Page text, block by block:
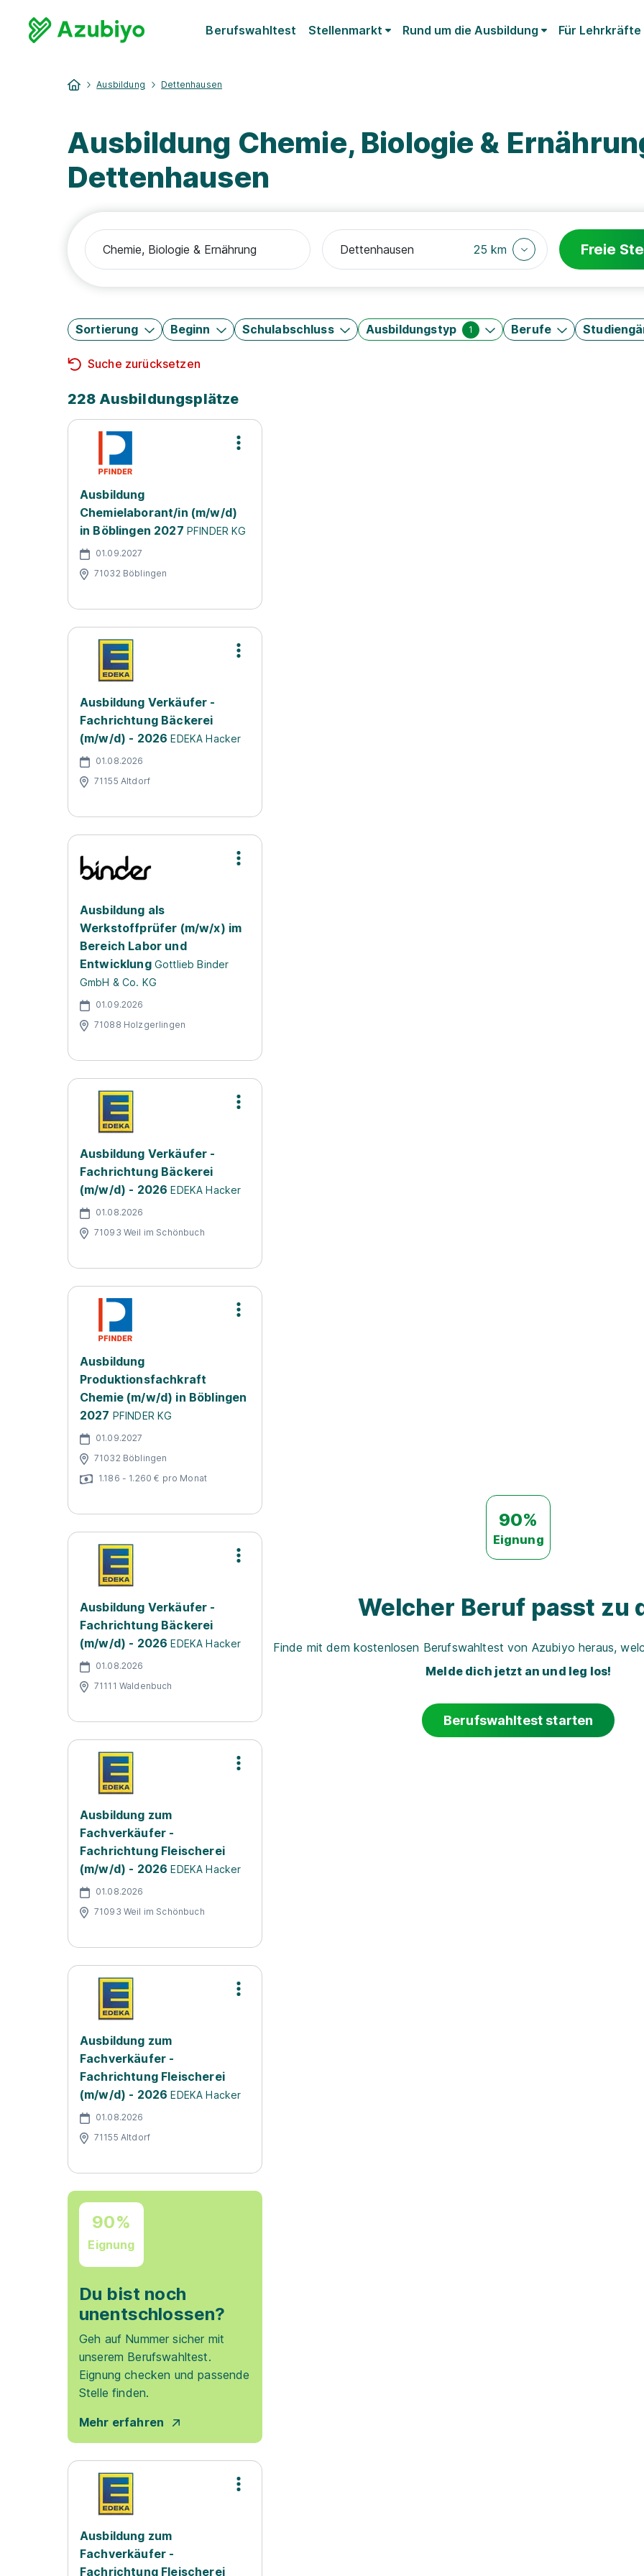
Berufswahltest Stellenmarkt Rund um die Ausbildung Für Lehrkräfte
Ausbildung Dettenhausen
Ausbildung Chemie, Biologie &
Dettenhausen
25 km Freie
Sortierung Beginn Schulabschluss Ausbildungstyp 1 Berufe
Suche zurücksetzen
228 Ausbildungsplätze
Ausbildung
Chemielaborant/in (m/w/d)
in Böblingen 2027 PFINDER KG
01.09.2027
71032 Böblingen
Ausbildung Verkäufer -
Fachrichtung Bäckerei
(m/w/d) - 2026 EDEKA Hacker
01.08.2026
71155 Altdorf
Ausbildung als
Werkstoffprüfer (m/w/x) im
Bereich Labor und
Entwicklung Gottlieb Binder
GmbH & Co. KG
01.09.2026
71088 Holzgerlingen
Ausbildung Verkäufer -
Fachrichtung Bäckerei
(m/w/d) - 2026 EDEKA Hacker
01.08.2026
71093 Weil im Schönbuch
Ausbildung
Produktionsfachkraft
Chemie (m/w/d) in Böblingen
2027 PFINDER KG
01.09.2027
71032 Böblingen
1.186 - 1.260 € pro Monat
Ausbildung Verkäufer -
Fachrichtung Bäckerei
(m/w/d) - 2026 EDEKA Hacker
01.08.2026
71111 Waldenbuch
Ausbildung zum
Fachverkäufer -
Fachrichtung Fleischerei
(m/w/d) - 2026 EDEKA Hacker
01.08.2026
71093 Weil im Schönbuch
Ausbildung zum
Fachverkäufer -
Fachrichtung Fleischerei
(m/w/d) - 2026 EDEKA Hacker
01.08.2026
71155 Altdorf
90%
Eignung
Du bist noch
unentschlossen?
Geh auf Nummer sicher mit
unserem Berufswahltest.
Eignung checken und passende
Stelle finden.
Mehr erfahren
Ausbildung zum
Fachverkäufer -
Fachrichtung Fleischerei
90%
Eignung
Welcher Beruf passt zu
Finde mit dem kostenlosen Berufswahltest von Azubiyo heraus,
Melde dich jetzt an und leg los!
Berufswahltest starten